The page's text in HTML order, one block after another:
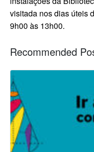
visitada nos dias úteis
9h00 às 13h00.
Recommended